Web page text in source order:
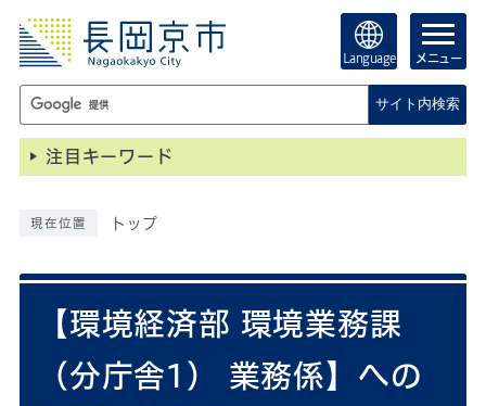
Language メニュー
サイト内検索
注目キーワード
現在位置 トップ
【環境経済部 環境業務課
（分庁舎1） 業務係】への